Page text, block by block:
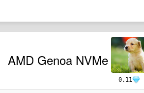
0.11
AMD Genoa NVMe